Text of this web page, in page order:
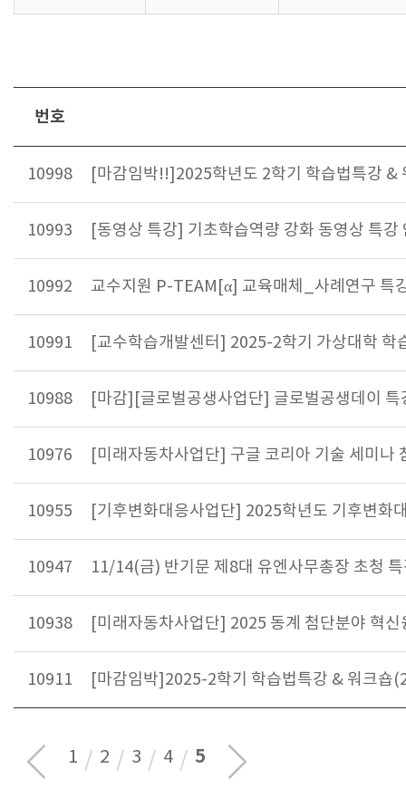
번호
10998 [마감임박!!]2025학년도 2학기 학습법특강
10993 [동영상 특강] 기초학습역량 강화 동영상 특강
10992 교수지원 P-TEAM[α] 교육매체_사례연구 특
10991 [교수학습개발센터] 2025-2학기 가상대학 학
10988 [마감][글로벌공생사업단] 글로벌공생데이 특
10976 [미래자동차사업단] 구글 코리아 기술 세미나
10955 [기후변화대응사업단] 2025학년도 기후변화
10947 11/14(금) 반기문 제8대 유엔사무총장 초청
10938 [미래자동차사업단] 2025 동계 첨단분야 혁
10911 [마감임박]2025-2학기 학습법특강 & 워크숍
1 2 3 4 5